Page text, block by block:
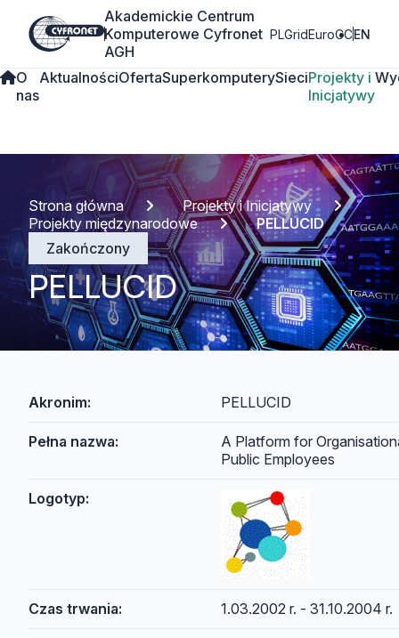
Akademickie Centrum
Komputerowe Cyfronet
AGH
PLGridEuroCCEN
O
nas
AktualnościOfertaSuperkomputerySieciProjekty i
Inicjatywy
Strona główna
Projekty i Inicjatywy
Projekty międzynarodowe
PELLUCID
Zakończony
PELLUCID
Akronim: PELLUCID
Pełna nazwa:
A Platform for
Public Employees
Logotyp:
Czas trwania: 1.03.2002 r. - 31.10.2004 r.